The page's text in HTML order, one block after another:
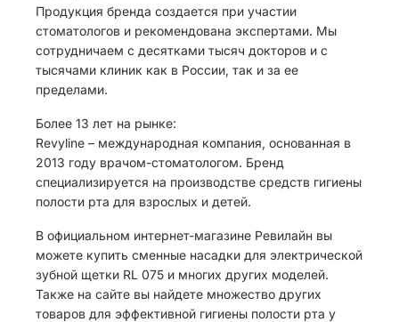
Продукция бренда создается при участии
стоматологов и рекомендована экспертами. Мы
сотрудничаем с десятками тысяч докторов и с
тысячами клиник как в России, так и за ее
пределами.
Более 13 лет на рынке:
Revyline – международная компания, основанная в
2013 году врачом-стоматологом. Бренд
специализируется на производстве средств гигиены
полости рта для взрослых и детей.
В официальном интернет-магазине Ревилайн вы
можете купить сменные насадки для электрической
зубной щетки RL 075 и многих других моделей.
Также на сайте вы найдете множество других
товаров для эффективной гигиены полости рта у